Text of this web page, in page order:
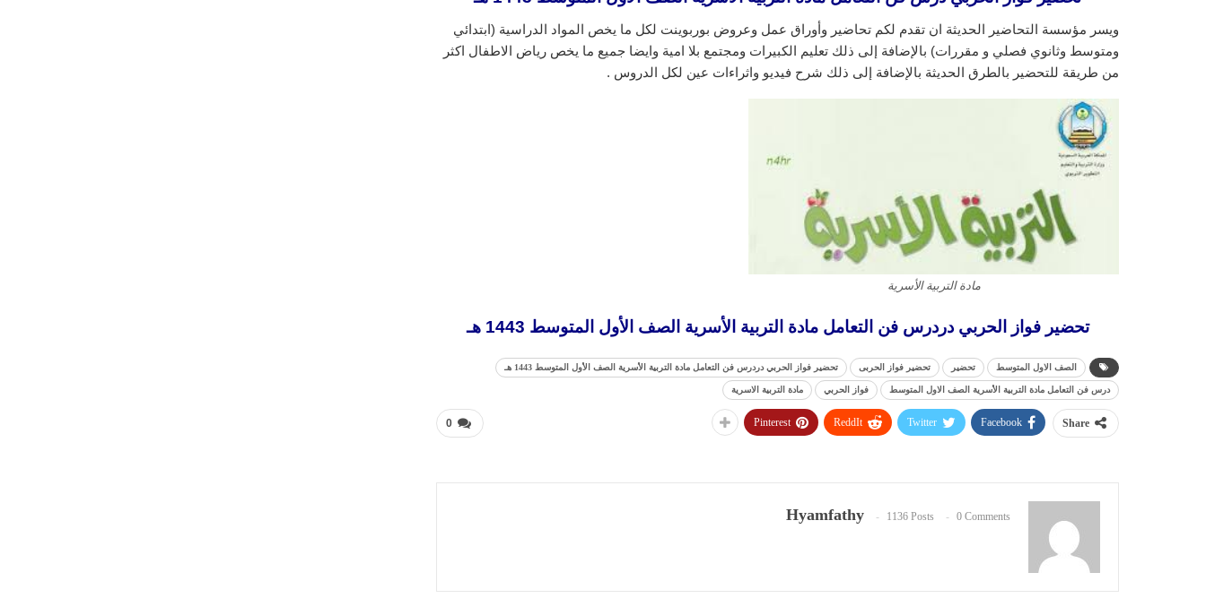
ويسر مؤسسة التحاضير الحديثة ان تقدم لكم تحاضير وأوراق عمل وعروض بوربوينت لكل ما يخص المواد الدراسية (ابتدائي
ومتوسط وثانوي فصلي و مقررات) بالإضافة إلى ذلك تعليم الكبيرات ومجتمع بلا امية وايضا جميع ما يخص رياض الاطفال اكثر
من طريقة للتحضير بالطرق الحديثة بالإضافة إلى ذلك شرح فيديو واثراءات عين لكل الدروس .
مادة التربية الأسرية
تحضير فواز الحربي دردرس فن التعامل مادة التربية الأسرية الصف الأول المتوسط 1443 هـ
الصف الاول المتوسط تحضير تحضير فواز الحربى تحضير فواز الحربي دردرس فن التعامل مادة التربية الأسرية الصف الأول المتوسط 1443 هـ
درس فن التعامل مادة التربية الأسرية الصف الاول المتوسط فواز الحربي مادة التربية الاسرية
0 Share
Facebook
Twitter
ReddIt
Pinterest
Hyamfathy 1136 Posts 0 Comments